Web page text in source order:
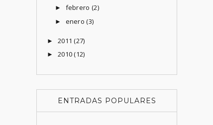
► febrero (2)
► enero(3)
► 2011(27)
► 2010(12)
ENTRADAS POPULARES